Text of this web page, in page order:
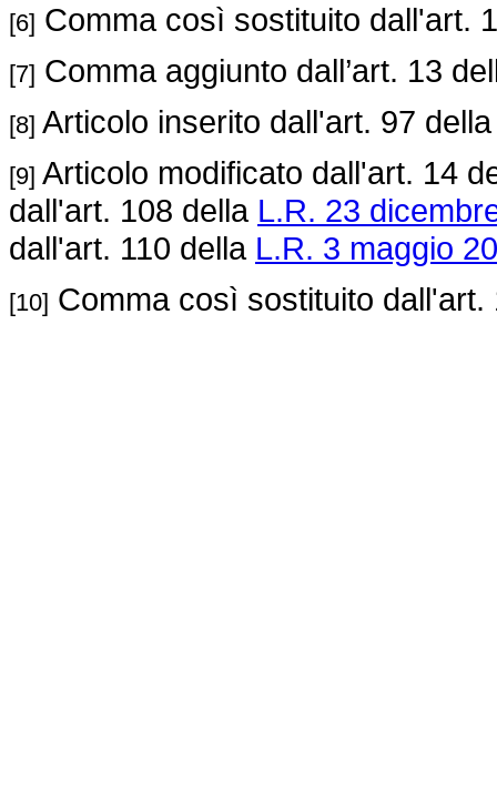
[6] Comma così sostituito dall'art.
[7] Comma aggiunto dall’art. 13
[8] Articolo inserito dall'art. 97
[9] Articolo modificato dall'art. 14
dall'art. 108 della L.R. 23
dall'art. 110 della L.R. 3 maggio
[10] Comma così sostituito